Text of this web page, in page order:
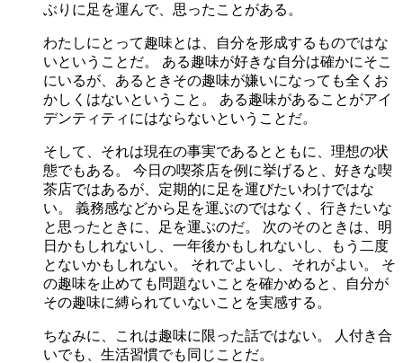
ぶりに足を運んで、思ったことがある。
わたしにとって趣味とは、自分を形成するものではな
いということだ。 ある趣味が好きな自分は確かにそこ
にいるが、あるときその趣味が嫌いになっても全くお
かしくはないということ。 ある趣味があることがアイ
デンティティにはならないということだ。
そして、それは現在の事実であるとともに、理想の状
態でもある。 今日の喫茶店を例に挙げると、好きな喫
茶店ではあるが、定期的に足を運びたいわけではな
い。 義務感などから足を運ぶのではなく、行きたいな
と思ったときに、足を運ぶのだ。 次のそのときは、明
日かもしれないし、一年後かもしれないし、もう二度
とないかもしれない。 それでよいし、それがよい。 そ
の趣味を止めても問題ないことを確かめると、自分が
その趣味に縛られていないことを実感する。
ちなみに、これは趣味に限った話ではない。 人付き合
いでも、生活習慣でも同じことだ。